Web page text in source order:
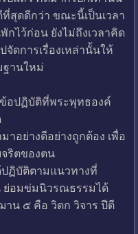
สุดดีกว่า ขณะนี้เป็นเวลา
ไว้ก่อน ยังไม่ถึงเวลาคิด
จัดการเรื่องเหล่านั้นให้
ฐานใหม่
อปฏิบัติที่พระพุทธองค์
อย่างดีอย่างถูกต้อง เพื่อ
ริตของตน
ฏิบัติตามแนวทางที่
อมข่มนิวรณธรรมได้
น ๕ คือ วิตก วิจาร ปีตี